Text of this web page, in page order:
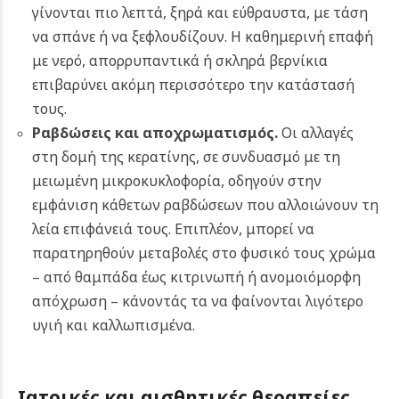
γίνονται πιο λεπτά, ξηρά και εύθραυστα, με τάση
να σπάνε ή να ξεφλουδίζουν. Η καθημερινή επαφή
με νερό, απορρυπαντικά ή σκληρά βερνίκια
επιβαρύνει ακόμη περισσότερο την κατάστασή
τους.
Ραβδώσεις και αποχρωματισμός.Οι αλλαγές
στη δομή της κερατίνης, σε συνδυασμό με τη
μειωμένη μικροκυκλοφορία, οδηγούν στην
εμφάνιση κάθετων ραβδώσεων που αλλοιώνουν τη
λεία επιφάνειά τους. Επιπλέον, μπορεί να
παρατηρηθούν μεταβολές στο φυσικό τους χρώμα
– από θαμπάδα έως κιτρινωπή ή ανομοιόμορφη
απόχρωση – κάνοντάς τα να φαίνονται λιγότερο
υγιή και καλλωπισμένα.